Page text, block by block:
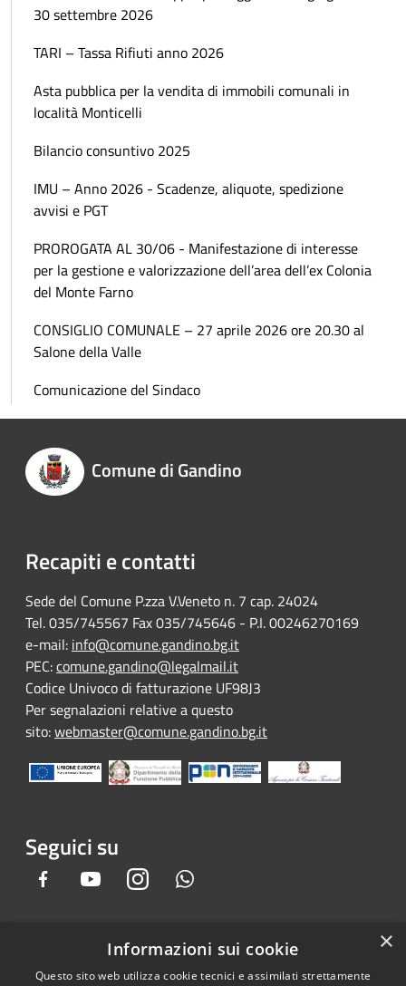
30 settembre 2026
TARI – Tassa Rifiuti anno 2026
Asta pubblica per la vendita di immobili comunali in
località Monticelli
Bilancio consuntivo 2025
IMU – Anno 2026 - Scadenze, aliquote, spedizione
avvisi e PGT
PROROGATA AL 30/06 - Manifestazione di interesse
per la gestione e valorizzazione dell’area dell’ex Colonia
del Monte Farno
CONSIGLIO COMUNALE – 27 aprile 2026 ore 20.30 al
Salone della Valle
Comunicazione del Sindaco
Comune di Gandino
Recapiti e contatti
Sede del Comune P.zza V.Veneto n. 7 cap. 24024
Tel. 035/745567 Fax 035/745646 - P.I. 00246270169
e-mail: info@comune.gandino.bg.it
PEC:comune.gandino@legalmail.it
Codice Univoco di fatturazione UF98J3
Per segnalazioni relative a questo
sito:webmaster@comune.gandino.bg.it
Seguici su
Facebook YoutubeInstagram
×
Informazioni sui cookie
Questo sito web utilizza cookie tecnici e assimilati strettamente